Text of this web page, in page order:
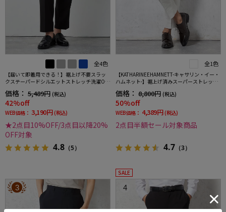
全4色
【届いて即着用できる！】裾上げ不要スラッ
クステーパードシルエットストレッチ洗濯OK
価格： 5,489円 (税込)
42%off
WEB価格： 3,190円 (税込)
★2点目10%OFF/3点目以降20%
OFF対象
4.8 （5）
全1色
【KATHARINEEHAMNETT-キャサリン・イー・
ハムネット-】裾上げ済みスーパーストレッチ
価格： 8,800円 (税込)
50%off
WEB価格： 4,389円 (税込)
2点目半額セール対象商品
4.7 （3）
3
SALE
4